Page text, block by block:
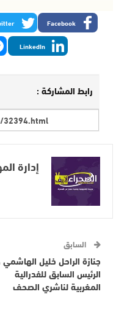
Facebook
LinkedIn
رابط المشاركة :
إدارة
السابق
جنازة الراحل خليل الهاشمي
الرئيس السابق للفدرالية
المغربية لناشري الصحف